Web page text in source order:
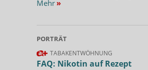
Mehr »
PORTRÄT
TABAKENTWÖHNUNG
FAQ: Nikotin auf Rezept